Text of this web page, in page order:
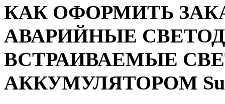
КАК ОФОРМИТЬ
АВАРИЙНЫЕ
ВСТРАИВАЕМЫЕ
АККУМУЛЯТОРОМ